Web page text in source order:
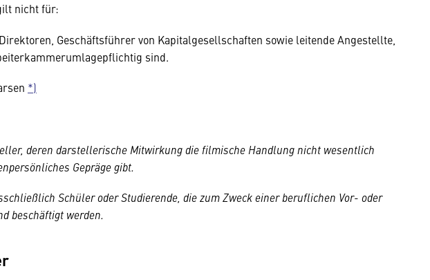
nicht für:
Geschäftsführer von Kapitalgesellschaften sowie leitende Angestellte,
sind.
*)
deren darstellerische Mitwirkung die filmische Handlung nicht wesentlich
Gepräge gibt.
Schüler oder Studierende, die zum Zweck einer beruflichen Vor- oder
beschäftigt werden.